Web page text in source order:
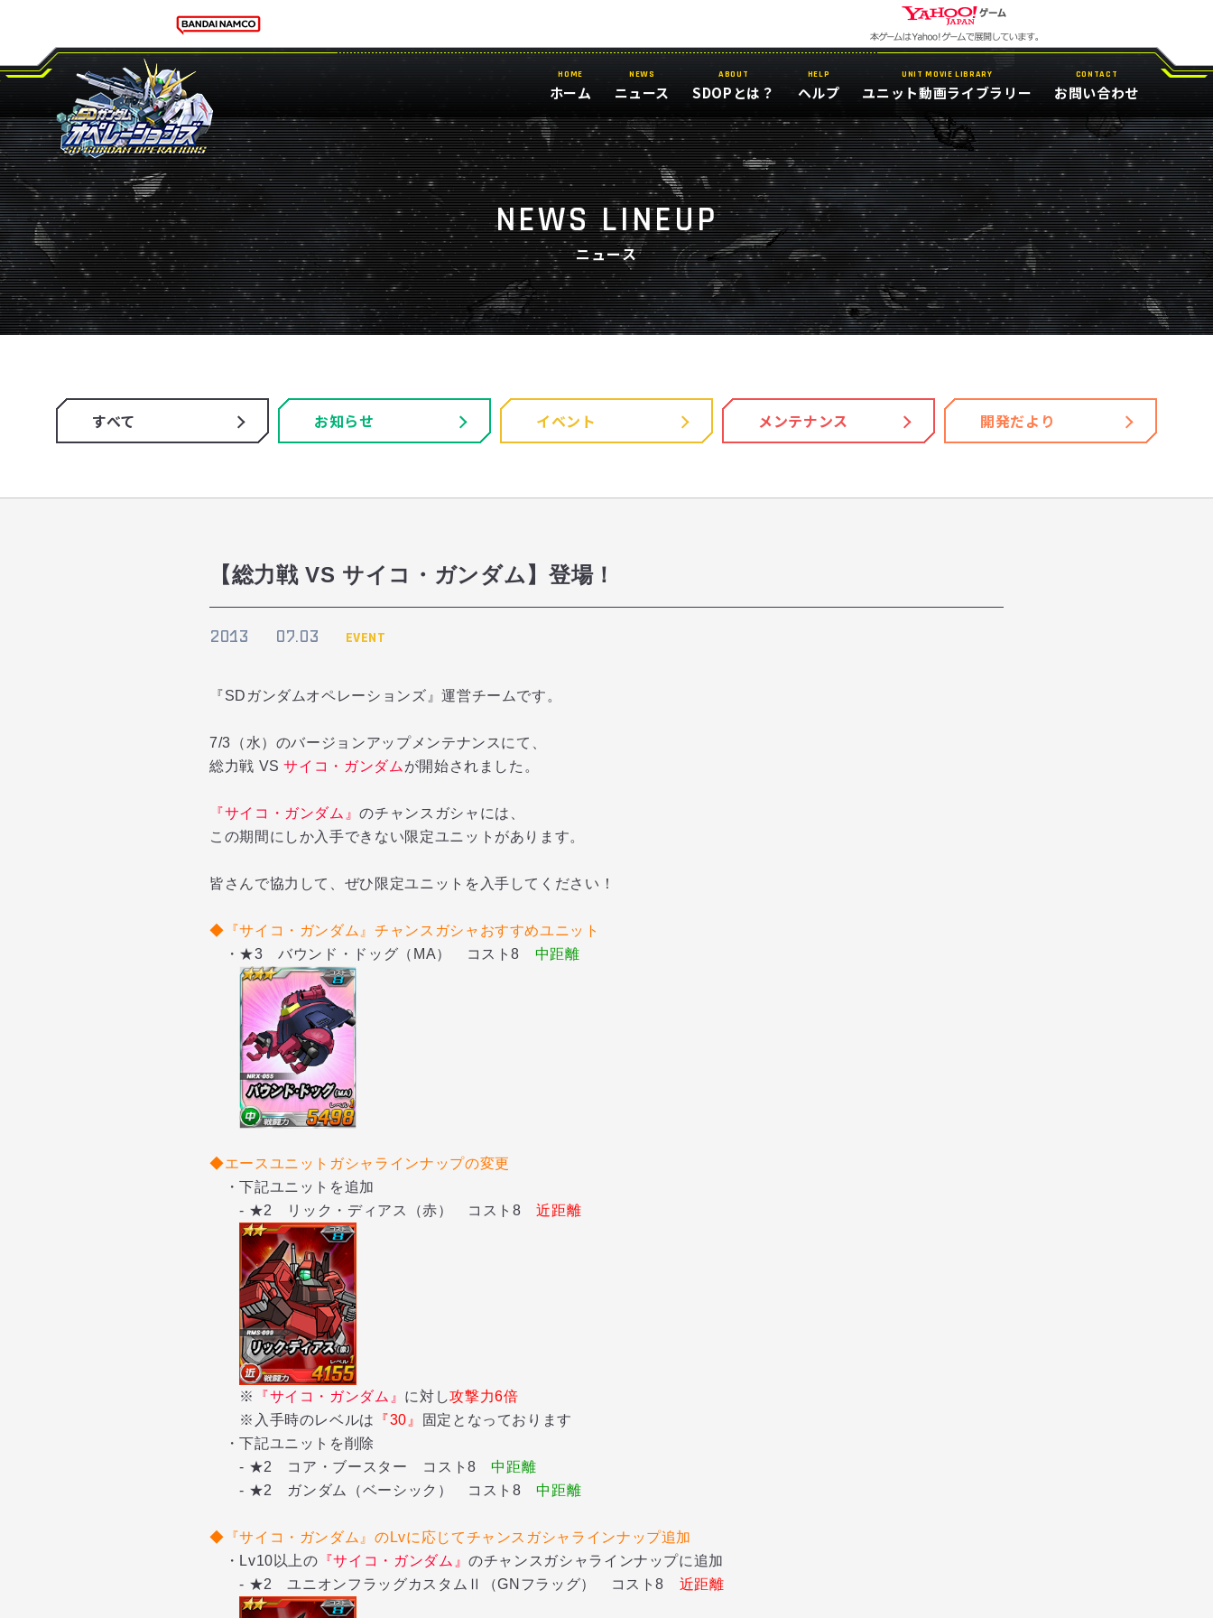
HOME
ホーム
NEWS
ニュース
ABOUT
SDOPとは？
HELP
ヘルプ
UNIT MOVIE LIBRARY
ユニット動画ライブラリー
CONTACT
お問い合わせ
NEWS LINEUP
ニュース
すべて お知らせ イベント メンテナンス 開発だより
【総力戦 VS サイコ・ガンダム】登場！
2013 07.03 EVENT
『SDガンダムオペレーションズ』運営チームです。
7/3（水）のバージョンアップメンテナンスにて、
総力戦 VSサイコ・ガンダム が開始されました。
『サイコ・ガンダム』のチャンスガシャには、
この期間にしか入手できない限定ユニットがあります。
皆さんで協力して、ぜひ限定ユニットを入手してください！
◆ 『サイコ・ガンダム』チャンスガシャおすすめユニット
・★3 バウンド・ドッグ（MA） コスト8 中距離
◆エースユニットガシャラインナップの変更
・下記ユニットを追加
- ★2 リック・ディアス（赤） コスト8近距離
※ 『サイコ・ガンダム』 に対し攻撃力6倍
※入手時のレベルは
『30』
固定となっております
・下記ユニットを削除
- ★2 コア・ブースター コスト8中距離
- ★2 ガンダム（ベーシック） コスト8
中距離
◆ 『サイコ・ガンダム』のLvに応じてチャンスガシャラインナップ追加
・Lv10以上の 『サイコ・ガンダム』のチャンスガシャラインナップに追加
- ★2 ユニオンフラッグカスタムⅡ（GNフラッグ） コスト8 近距離